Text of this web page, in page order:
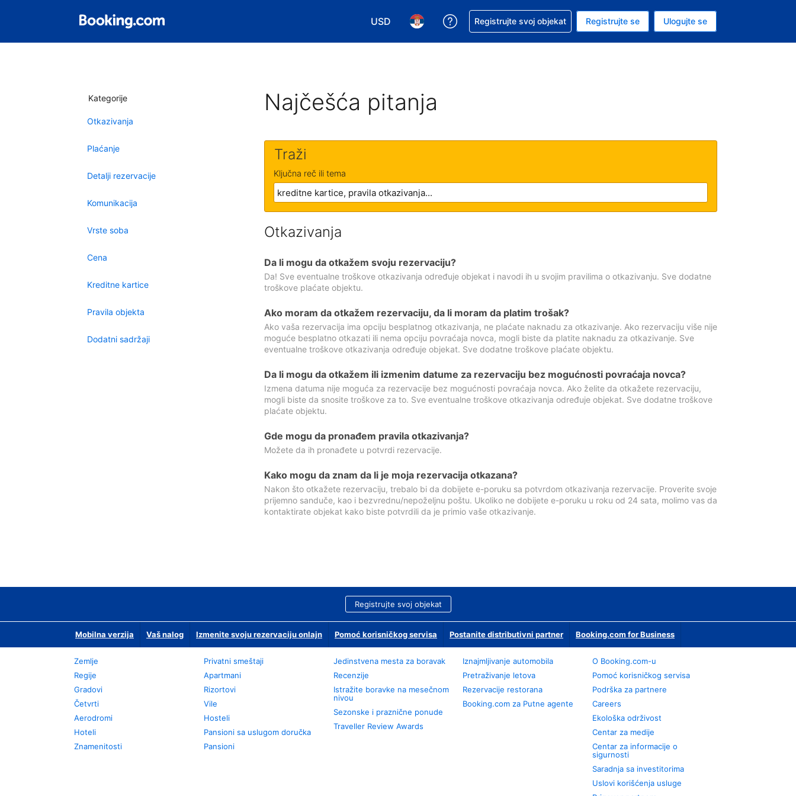
USD
Izaberite valutu. Vaša trenutna valuta je američki dolar
Izaberite jezik. Vaš trenutni jezik je Srpskom
Zatražite pomoć u vezi sa rezervacijom
Registrujte svoj objekat Registrujte se Ulogujte se
Kategorije
Otkazivanja
Plaćanje
Detalji rezervacije
Komunikacija
Vrste soba
Cena
Kreditne kartice
Pravila objekta
Dodatni sadržaji
Najčešća pitanja
Traži
Ključna reč ili tema
Otkazivanja
Da li mogu da otkažem svoju rezervaciju?
Da! Sve eventualne troškove otkazivanja određuje objekat i navodi ih u svojim pravilima o otkazivanju. Sve dodatne
troškove plaćate objektu.
Ako moram da otkažem rezervaciju, da li moram da platim trošak?
Ako vaša rezervacija ima opciju besplatnog otkazivanja, ne plaćate naknadu za otkazivanje. Ako rezervaciju više nije
moguće besplatno otkazati ili nema opciju povraćaja novca, mogli biste da platite naknadu za otkazivanje. Sve
eventualne troškove otkazivanja određuje objekat. Sve dodatne troškove plaćate objektu.
Da li mogu da otkažem ili izmenim datume za rezervaciju bez mogućnosti povraćaja novca?
Izmena datuma nije moguća za rezervacije bez mogućnosti povraćaja novca. Ako želite da otkažete rezervaciju,
mogli biste da snosite troškove za to. Sve eventualne troškove otkazivanja određuje objekat. Sve dodatne troškove
plaćate objektu.
Gde mogu da pronađem pravila otkazivanja?
Možete da ih pronađete u potvrdi rezervacije.
Kako mogu da znam da li je moja rezervacija otkazana?
Nakon što otkažete rezervaciju, trebalo bi da dobijete e-poruku sa potvrdom otkazivanja rezervacije. Proverite svoje
prijemno sanduče, kao i bezvrednu/nepoželjnu poštu. Ukoliko ne dobijete e-poruku u roku od 24 sata, molimo vas da
kontaktirate objekat kako biste potvrdili da je primio vaše otkazivanje.
Registrujte svoj objekat
Mobilna verzija Vaš nalog Izmenite svoju rezervaciju onlajn Pomoć korisničkog servisa Postanite distributivni partner Booking.com for Business
Zemlje
Regije
Gradovi
Četvrti
Aerodromi
Hoteli
Znamenitosti
Privatni smeštaji
Apartmani
Rizortovi
Vile
Hosteli
Pansioni sa uslugom doručka
Pansioni
Jedinstvena mesta za boravak
Recenzije
Istražite boravke na mesečnom
nivou
Sezonske i praznične ponude
Traveller Review Awards
Iznajmljivanje automobila
Pretraživanje letova
Rezervacije restorana
Booking.com za Putne agente
О Booking.com-u
Pomoć korisničkog servisa
Podrška za partnere
Careers
Ekološka održivost
Centar za medije
Centar za informacije o
sigurnosti
Saradnja sa investitorima
Uslovi korišćenja usluge